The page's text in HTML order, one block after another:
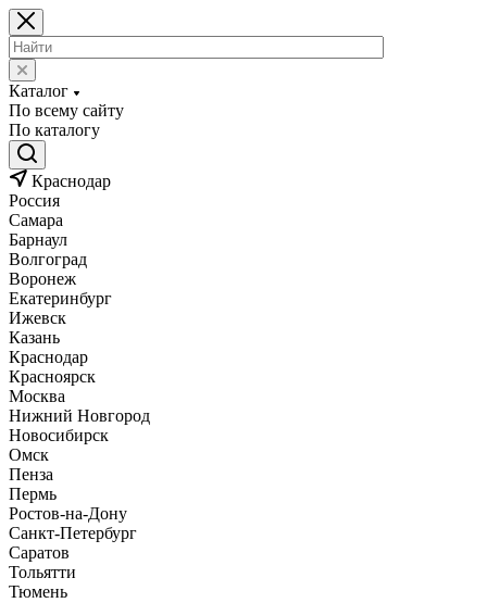
Каталог
По всему сайту
По каталогу
Краснодар
Россия
Самара
Барнаул
Волгоград
Воронеж
Екатеринбург
Ижевск
Казань
Краснодар
Красноярск
Москва
Нижний Новгород
Новосибирск
Омск
Пенза
Пермь
Ростов-на-Дону
Санкт-Петербург
Саратов
Тольятти
Тюмень